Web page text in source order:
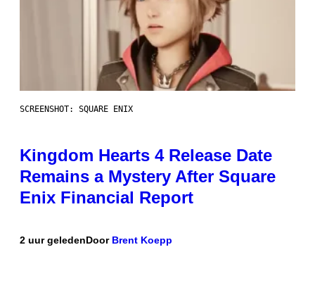
SCREENSHOT: SQUARE ENIX
Kingdom Hearts 4 Release Date
Remains a Mystery After Square
Enix Financial Report
2 uur geledenDoor Brent Koepp